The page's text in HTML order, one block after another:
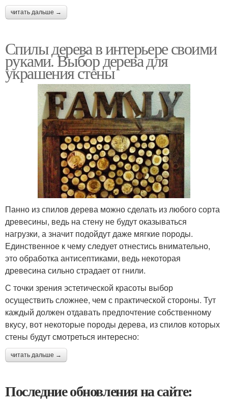
читать дальше →
Спилы дерева в интерьере своими
руками. Выбор дерева для
украшения стены
Панно из спилов дерева можно сделать из любого сорта
древесины, ведь на стену не будут оказываться
нагрузки, а значит подойдут даже мягкие породы.
Единственное к чему следует отнестись внимательно,
это обработка антисептиками, ведь некоторая
древесина сильно страдает от гнили.
С точки зрения эстетической красоты выбор
осуществить сложнее, чем с практической стороны. Тут
каждый должен отдавать предпочтение собственному
вкусу, вот некоторые породы дерева, из спилов которых
стены будут смотреться интересно:
читать дальше →
Последние обновления на сайте: